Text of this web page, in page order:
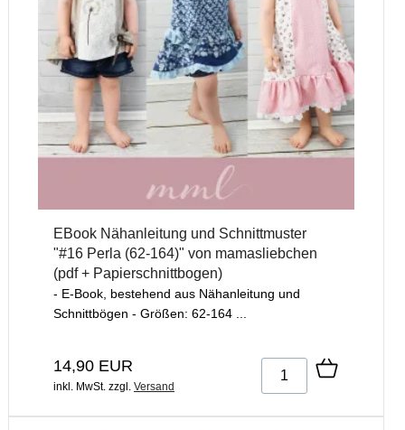
EBook Nähanleitung und Schnittmuster
"#16 Perla (62-164)" von mamasliebchen
(pdf + Papierschnittbogen)
- E-Book, bestehend aus Nähanleitung und
Schnittbögen - Größen: 62-164 ...
14,90 EUR
inkl. MwSt. zzgl. Versand